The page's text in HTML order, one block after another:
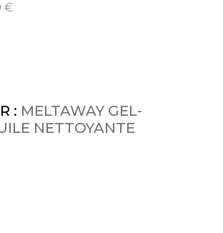
: MELTAWAY GEL-
NETTOYANTE